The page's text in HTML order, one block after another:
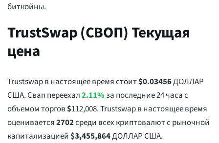
биткойны.
TrustSwap (СВОП) Текущая
цена
Trustswap в настоящее время стоит$0.03456ДОЛЛАР
США. Свап переехал2.11%за последние 24 часа с
объемом торгов$112,008. Trustswap в настоящее время
оценивается2702среди всех криптовалют с рыночной
капитализацией$3,455,864ДОЛЛАР США.